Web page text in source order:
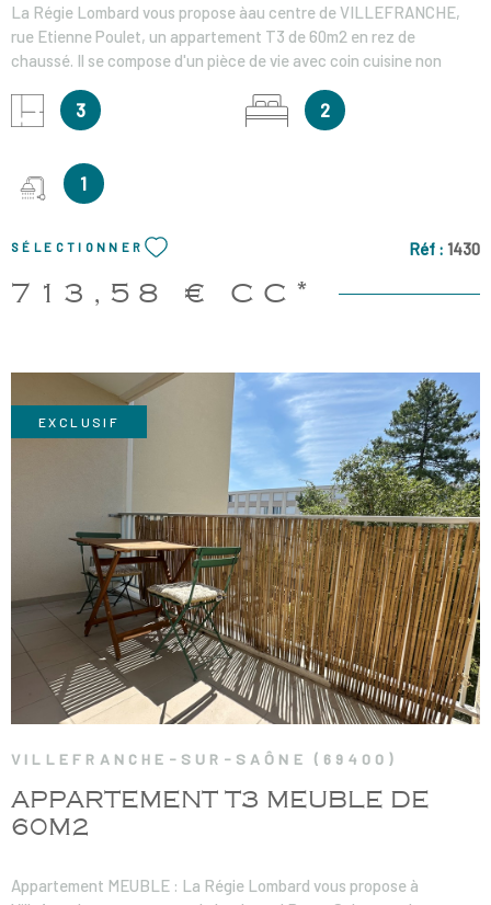
La Régie Lombard vous propose àau centre de VILLEFRANCHE,
rue Etienne Poulet, un appartement T3 de 60m2 en rez de
chaussé. Il se compose d'un pièce de vie avec coin cuisine non
Chauffage individuel au gaz Loyer : 693.58€ Charges en sus : 20€
Honoraires de location : 510.91€ TTC Honoraires d'état des lieux :
3 2
1
SÉLECTIONNER Réf : 1430
713,58 € CC*
VILLEFRANCHE-SUR-SAÔNE (69400)
APPARTEMENT T3 MEUBLE DE
60M2
Appartement MEUBLE : La Régie Lombard vous propose à
EXCLUSIF
VOIR LE BIEN